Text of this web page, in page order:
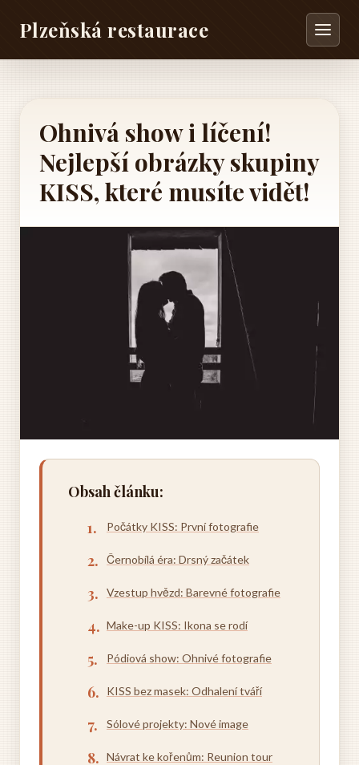
Plzeňská restaurace
Ohnivá show i líčení!
Nejlepší obrázky skupiny
KISS, které musíte vidět!
Obsah článku:
Počátky KISS: První fotografie
Černobílá éra: Drsný začátek
Vzestup hvězd: Barevné fotografie
Make-up KISS: Ikona se rodí
Pódiová show: Ohnivé fotografie
KISS bez masek: Odhalení tváří
Sólové projekty: Nové image
Návrat ke kořenům: Reunion tour